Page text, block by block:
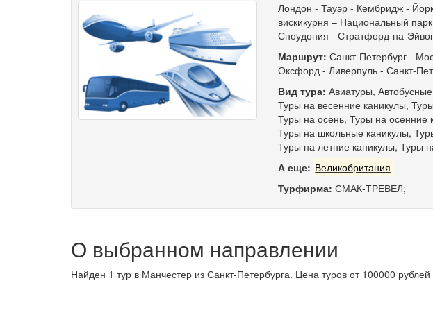
Лондон - Тауэр - Кембридж -
вискикурня – Национальный
Сноудония - Стратфорд-на-
Маршрут: Санкт-Петербург-
Оксфорд- Ливерпуль- Санкт-
Вид тура: Авиатуры,
Туры на весенние каникулы,
Туры на осень, Туры на осенние
Туры на школьные каникулы,
Туры на летние каникулы, Туры
А еще: Великобритания
Турфирма: СМАК-ТРЕВЕЛ;
О выбранном направлении
Найден 1 тур в Манчестер из Санкт-Петербурга. Цена туров от 100000